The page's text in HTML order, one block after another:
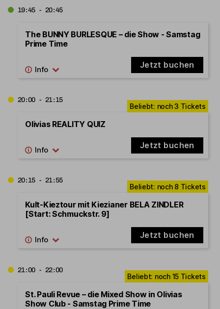
19:45 - 20:45
The BUNNY BURLESQUE – die Show - Samstag
Prime Time
Jetzt buchen
20:00 - 21:15
Olivias REALITY QUIZ
Jetzt buchen
20:15 - 21:55
Kult-Kieztour mit Kiezianer BELA ZINDLER
[Start: Schmuckstr. 9]
Jetzt buchen
21:00 - 22:00
St. Pauli Revue – die Mixed Show in Olivias
Show Club - Samstag Prime Time